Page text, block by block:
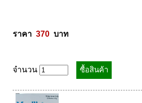
ราคา 370
  บาท
จำนวน